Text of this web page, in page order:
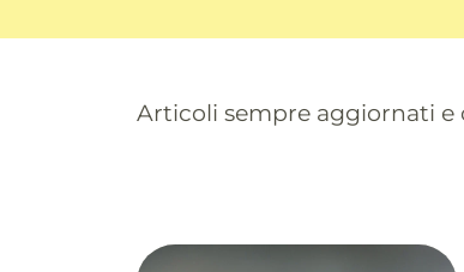
Articoli sempre aggiornati e